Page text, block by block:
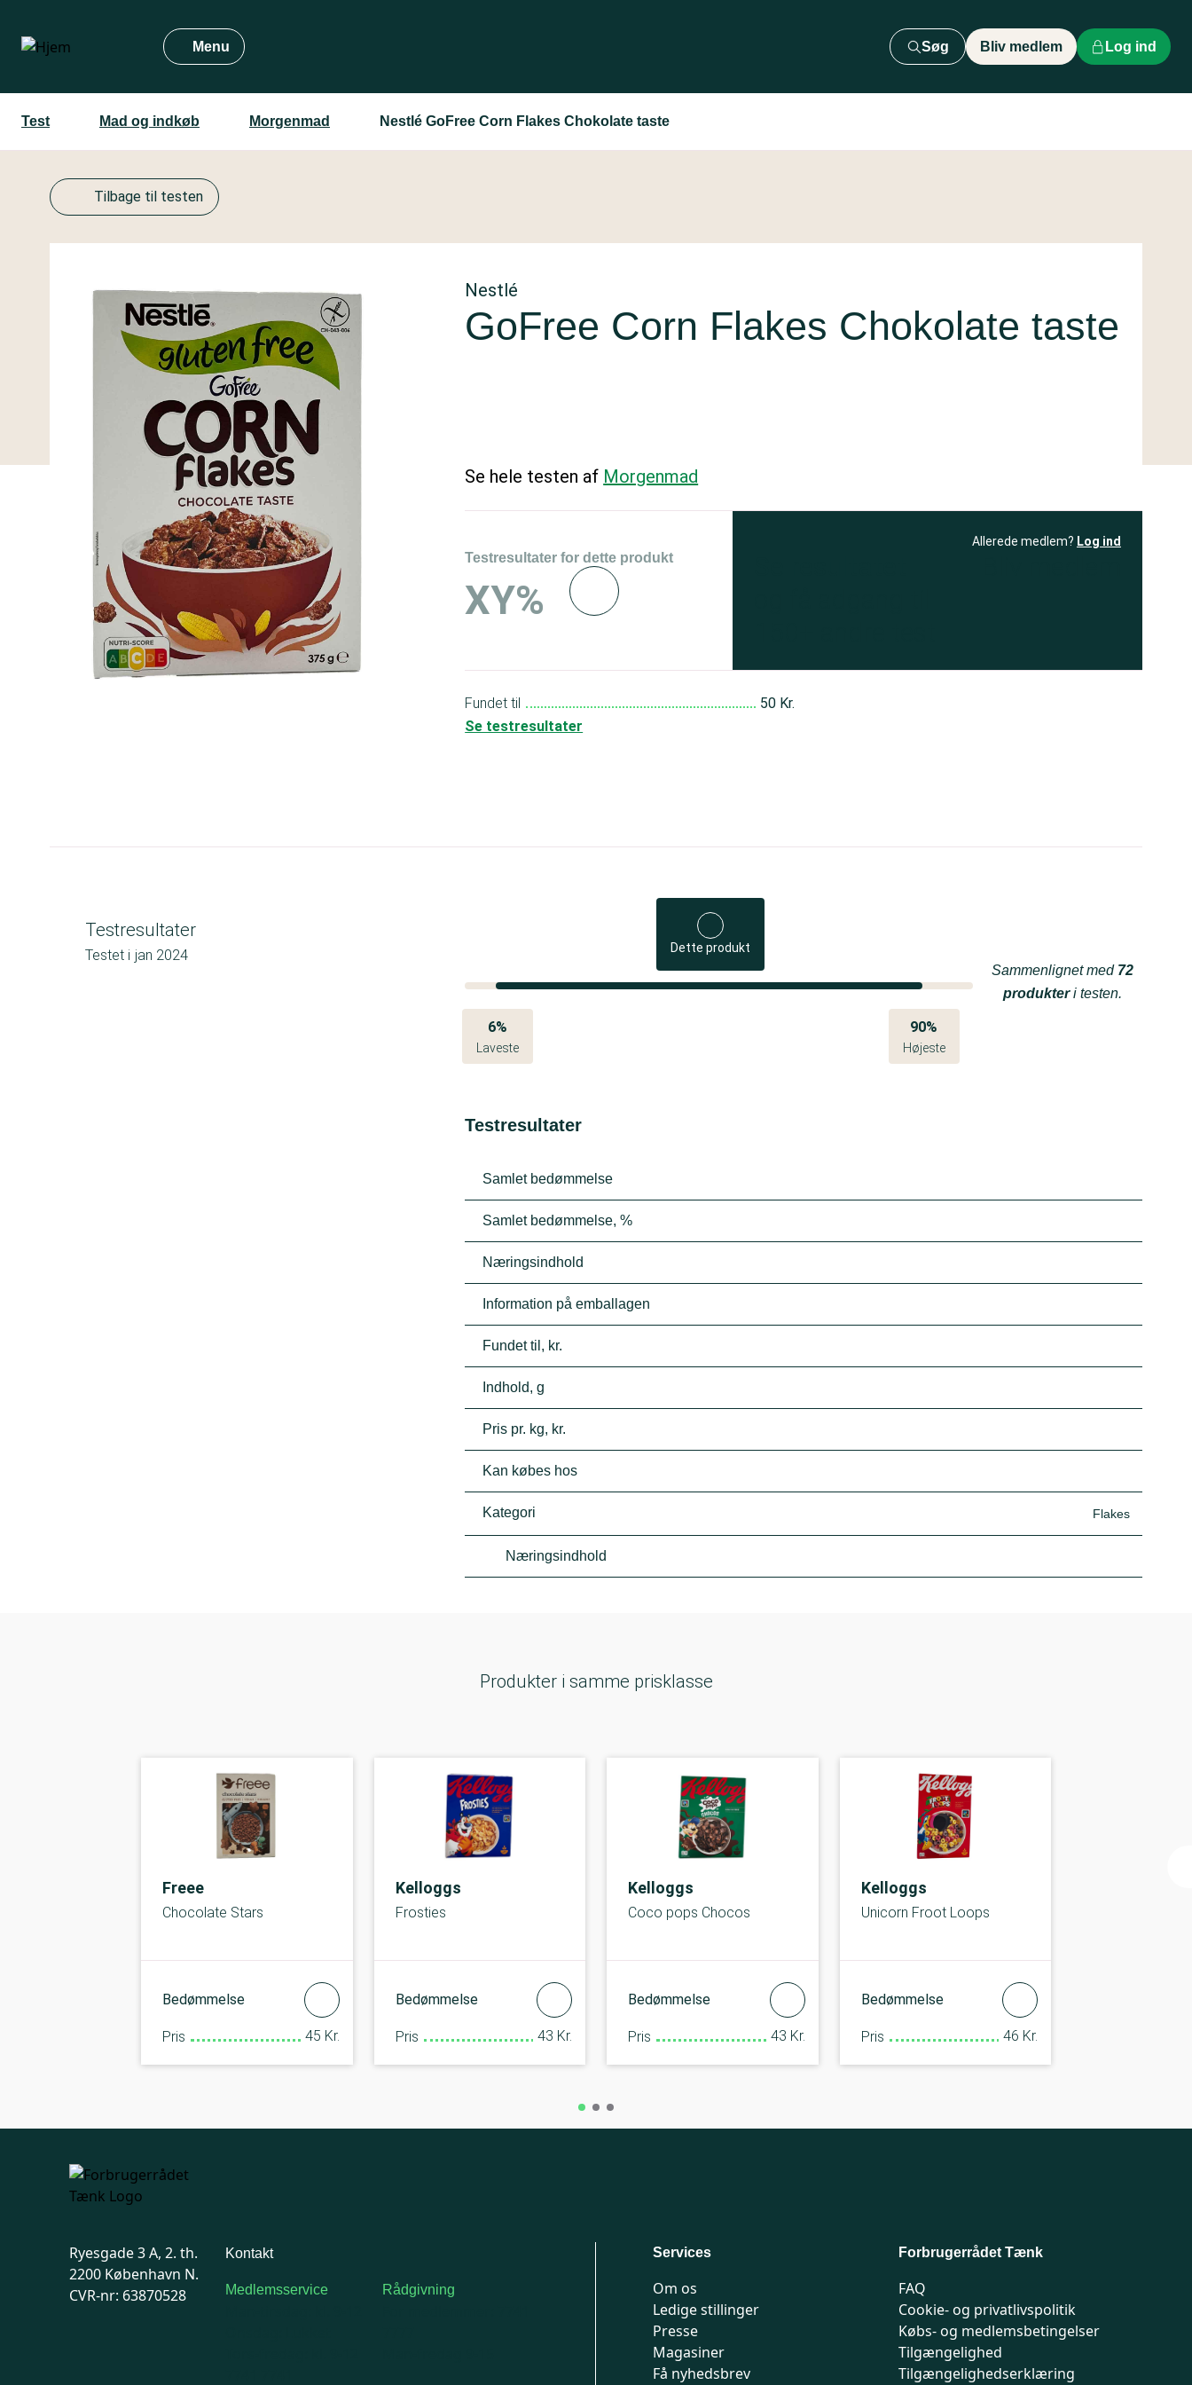
hovedindhold
Menu Søg Bliv medlem Log ind
Test Mad og indkøb Morgenmad Nestlé GoFree Corn Flakes Chokolate taste
Tilbage til testen
Nestlé
GoFree Corn Flakes Chokolate taste
Se hele testen af Morgenmad
Testresultater for dette produkt
XY%
Allerede medlem? Log ind
Fundet til
50 Kr.
Se testresultater
Testresultater
Testet i jan 2024 Dette produkt
6%
Laveste
90%
Højeste
Sammenlignet med 72
produkteri testen.
Testresultater
Samlet bedømmelse
Samlet bedømmelse, %
Næringsindhold
Information på emballagen
Fundet til, kr.
Indhold, g
Pris pr. kg, kr.
Kan købes hos
Kategori Flakes
Næringsindhold
Produkter i samme prisklasse
Freee
Chocolate Stars
Bedømmelse
Pris 45 Kr.
Kelloggs
Frosties
Bedømmelse
Pris 43 Kr.
Kelloggs
Coco pops Chocos
Bedømmelse
Pris 43 Kr.
Kelloggs
Unicorn Froot Loops
Bedømmelse
Pris 46 Kr.
Ryesgade 3 A, 2. th.
2200 København N.
CVR-nr: 63870528
Kontakt
Medlemsservice Rådgivning
Services
Om os
Ledige stillinger
Presse
Magasiner
Få nyhedsbrev
Forbrugerrådet Tænk
FAQ
Cookie- og privatlivspolitik
Købs- og medlemsbetingelser
Tilgængelighed
Tilgængelighedserklæring